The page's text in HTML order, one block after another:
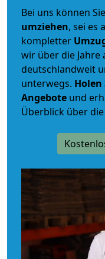
Bei uns können Sie
umziehen, sei es
kompletter
wir über die
deutschlandweit
unterwegs. Holen
Angebote und
Überblick über